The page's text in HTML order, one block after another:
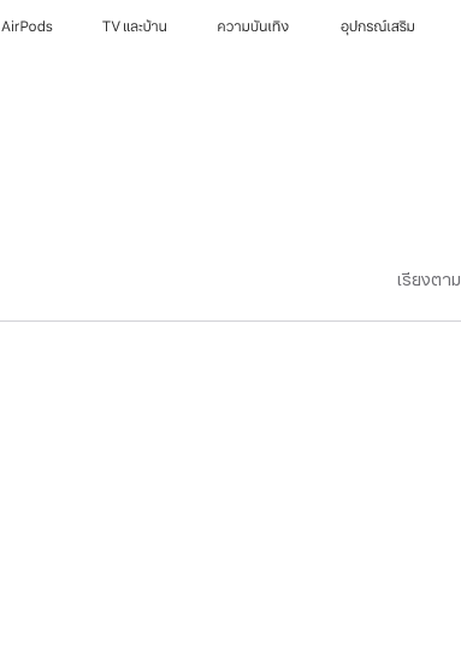
AirPods TV และบ้าน ความบันเทิง อุปกรณ์เสริม
เรียงตาม